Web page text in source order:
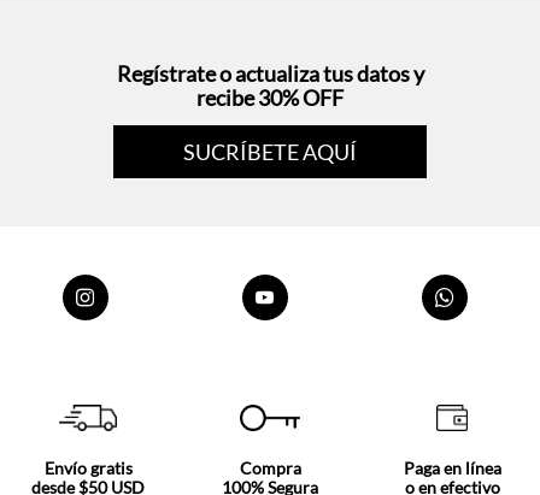
Regístrate o actualiza tus datos y
recibe 30% OFF
SUCRÍBETE AQUÍ
Envío gratis
desde $50 USD
Compra
100% Segura
Paga en línea
o en efectivo